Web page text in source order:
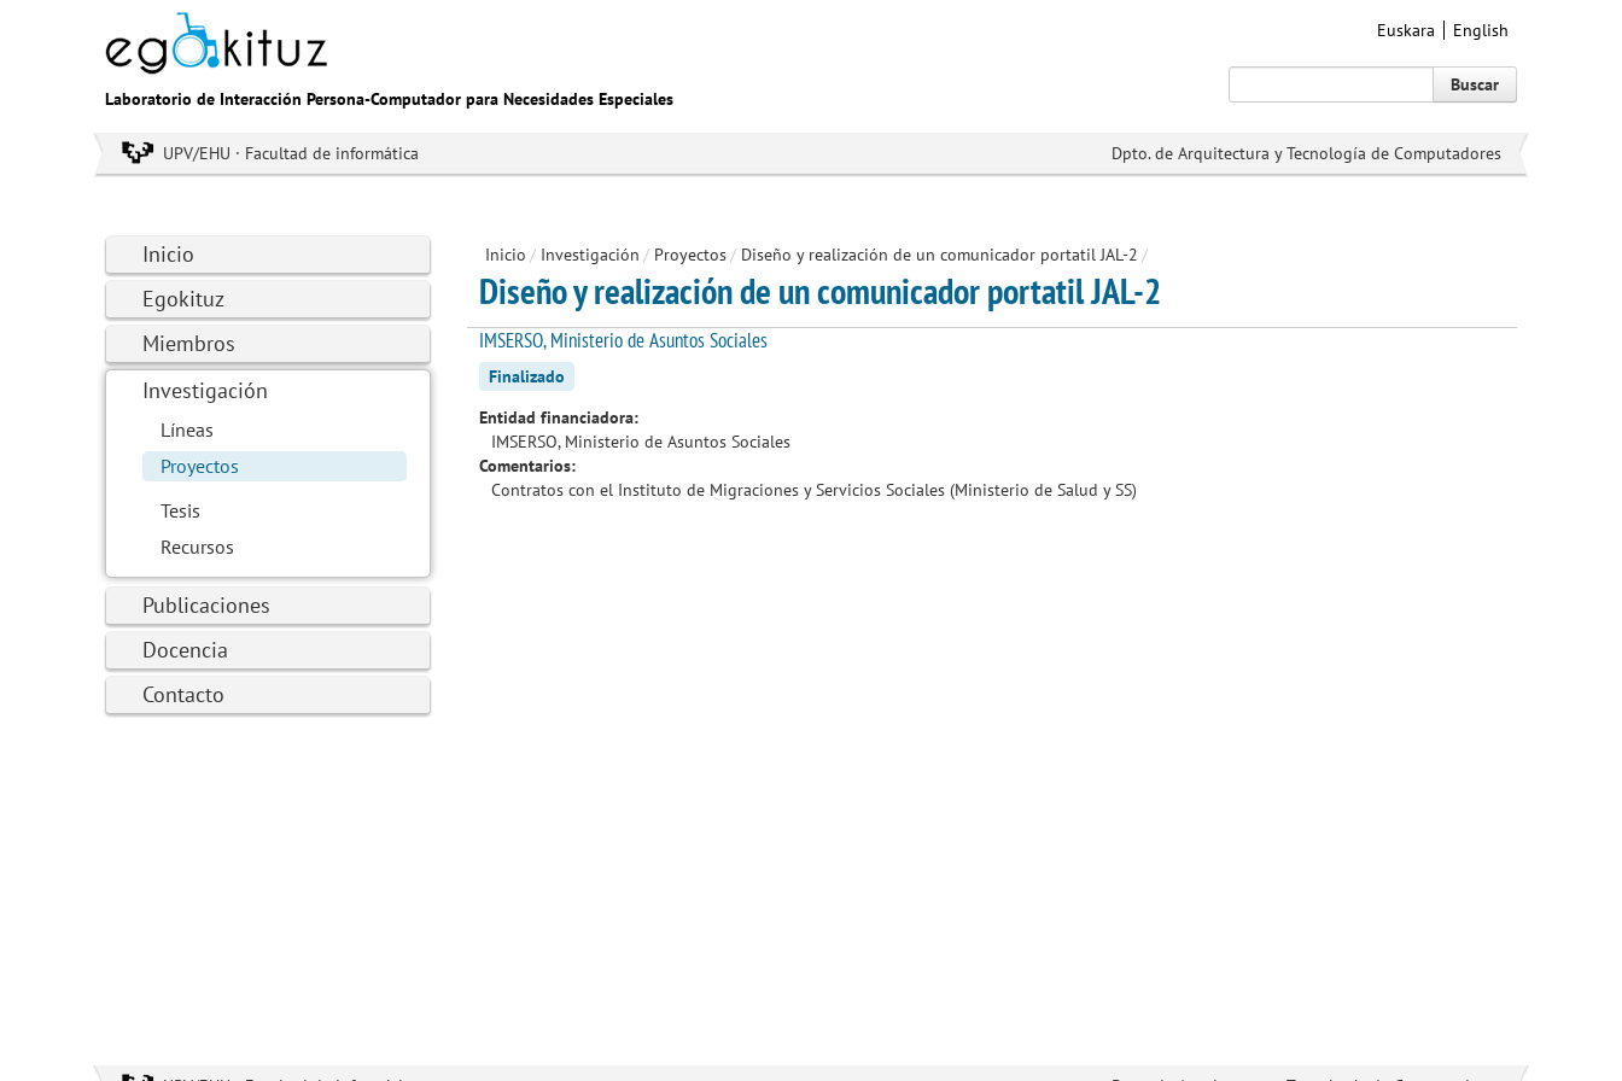
Laboratorio de Interacción Persona-Computador para Necesidades Especiales
Euskara English
Buscar
UPV/EHU · Facultad de informática Dpto. de Arquitectura y Tecnología de Computadores
Inicio
Egokituz
Miembros
Investigación
Líneas
Proyectos
Tesis
Recursos
Publicaciones
Docencia
Contacto
Inicio / Investigación / Proyectos/ Diseño y realización de un comunicador portatil JAL-2 /
Diseño y realización de un comunicador portatil JAL-2
IMSERSO, Ministerio de Asuntos Sociales
Finalizado
Entidad financiadora:
IMSERSO, Ministerio de Asuntos Sociales
Comentarios:
Contratos con el Instituto de Migraciones y Servicios Sociales (Ministerio de Salud y SS)